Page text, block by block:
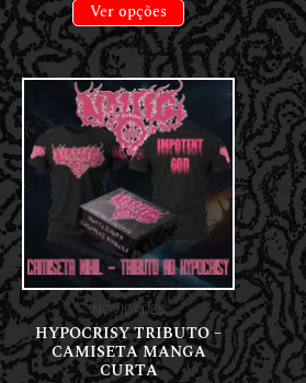
Ver opções
NOVIDADES
HYPOCRISY TRIBUTO –
CAMISETA MANGA
CURTA